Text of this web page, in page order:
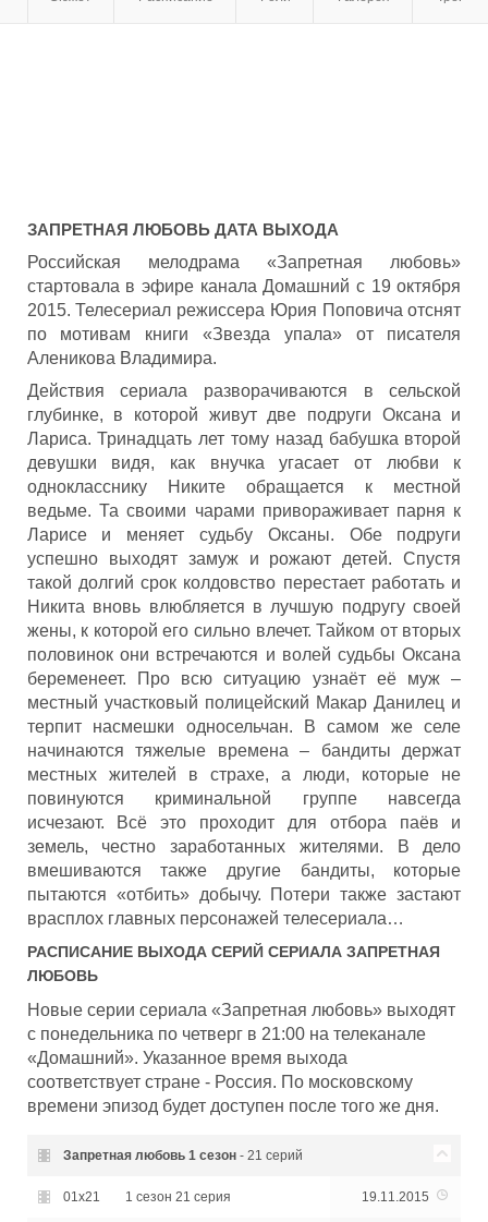
ЗАПРЕТНАЯ ЛЮБОВЬДАТА ВЫХОДА
Российская мелодрама «Запретная любовь»
стартовала в эфире канала Домашний с 19 октября
2015. Телесериал режиссера Юрия Поповича отснят
по мотивам книги «Звезда упала» от писателя
Аленикова Владимира.
Действия сериала разворачиваются в сельской
глубинке, в которой живут две подруги Оксана и
Лариса. Тринадцать лет тому назад бабушка второй
девушки видя, как внучка угасает от любви к
однокласснику Никите обращается к местной
ведьме. Та своими чарами привораживает парня к
Ларисе и меняет судьбу Оксаны. Обе подруги
успешно выходят замуж и рожают детей. Спустя
такой долгий срок колдовство перестает работать и
Никита вновь влюбляется в лучшую подругу своей
жены, к которой его сильно влечет. Тайком от вторых
половинок они встречаются и волей судьбы Оксана
беременеет. Про всю ситуацию узнаёт её муж –
местный участковый полицейский Макар Данилец и
терпит насмешки односельчан. В самом же селе
начинаются тяжелые времена – бандиты держат
местных жителей в страхе, а люди, которые не
повинуются криминальной группе навсегда
исчезают. Всё это проходит для отбора паёв и
земель, честно заработанных жителями. В дело
вмешиваются также другие бандиты, которые
пытаются «отбить» добычу. Потери также застают
врасплох главных персонажей телесериала…
РАСПИСАНИЕ ВЫХОДА СЕРИЙ СЕРИАЛА ЗАПРЕТНАЯ
ЛЮБОВЬ
Новые серии сериала «Запретная любовь» выходят
с понедельника по четверг в 21:00 на телеканале
«Домашний». Указанное время выхода
соответствует стране - Россия. По московскому
времени эпизод будет доступен после того же дня.
Запретная любовь 1 сезон- 21 серий
01x21 1 сезон 21 серия 19.11.2015